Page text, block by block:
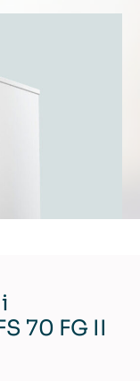
70 FG II